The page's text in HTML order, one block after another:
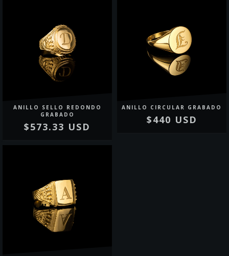
ANILLO SELLO REDONDO
GRABADO
$573.33 USD
ANILLO CIRCULAR GRABADO
$440 USD